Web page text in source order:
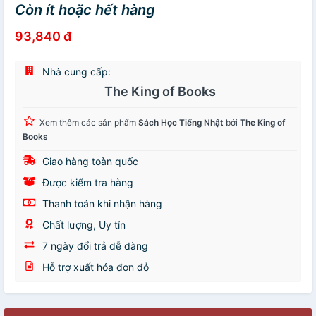
Còn ít hoặc hết hàng
93,840 đ
Nhà cung cấp:
The King of Books
Xem thêm các sản phẩm Sách Học Tiếng Nhật bởi The King of
Books
Giao hàng toàn quốc
Được kiểm tra hàng
Thanh toán khi nhận hàng
Chất lượng, Uy tín
7 ngày đổi trả dễ dàng
Hỗ trợ xuất hóa đơn đỏ